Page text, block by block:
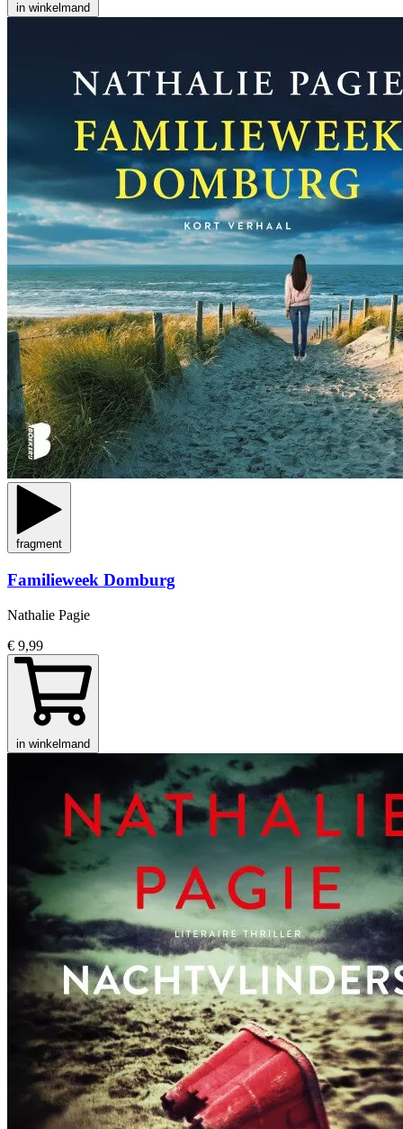
in winkelmand
fragment
Familieweek Domburg
Nathalie Pagie
€ 9,99
in winkelmand